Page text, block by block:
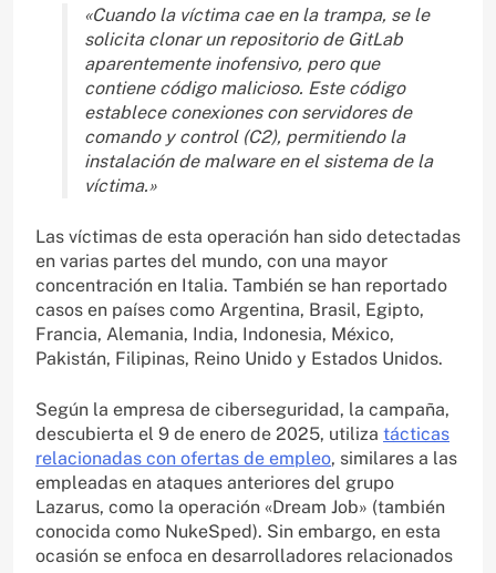
«Cuando la víctima cae en la trampa, se le
solicita clonar un repositorio de GitLab
aparentemente inofensivo, pero que
contiene código malicioso. Este código
establece conexiones con servidores de
comando y control (C2), permitiendo la
instalación de malware en el sistema de la
víctima.»
Las víctimas de esta operación han sido detectadas
en varias partes del mundo, con una mayor
concentración en Italia. También se han reportado
casos en países como Argentina, Brasil, Egipto,
Francia, Alemania, India, Indonesia, México,
Pakistán, Filipinas, Reino Unido y Estados Unidos.
Según la empresa de ciberseguridad, la campaña,
descubierta el 9 de enero de 2025, utiliza tácticas
relacionadas con ofertas de empleo, similares a las
empleadas en ataques anteriores del grupo
Lazarus, como la operación «Dream Job» (también
conocida como NukeSped). Sin embargo, en esta
ocasión se enfoca en desarrolladores relacionados